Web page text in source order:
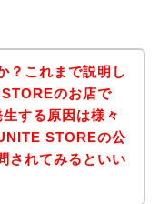
？これまで説明し
のお店で
する原因は様々
STOREの公
されてみるといい